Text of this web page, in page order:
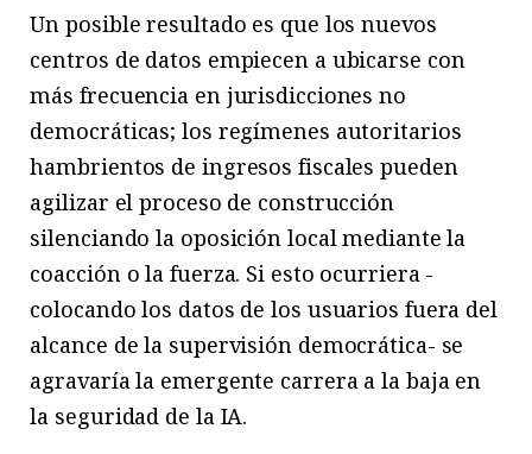
Un posible resultado es que los nuevos
centros de datos empiecen a ubicarse con
más frecuencia en jurisdicciones no
democráticas; los regímenes autoritarios
hambrientos de ingresos fiscales pueden
agilizar el proceso de construcción
silenciando la oposición local mediante la
coacción o la fuerza. Si esto ocurriera -
colocando los datos de los usuarios fuera del
alcance de la supervisión democrática- se
agravaría la emergente carrera a la baja en
la seguridad de la IA.